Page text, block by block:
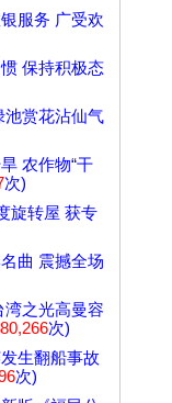
服务 广受欢
保持积极态
池赏花沾仙气
农作物“干
次)
旋转屋 获专
曲 震撼全场
湾之光高曼容
次)
生翻船事故
次)